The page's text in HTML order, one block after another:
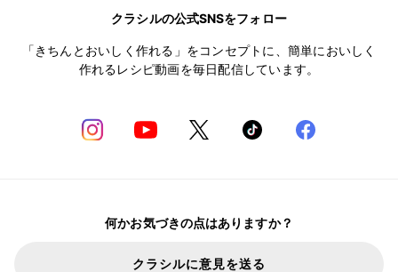
クラシルの公式SNSをフォロー
「きちんとおいしく作れる」をコンセプトに、簡単においしく
作れるレシピ動画を毎日配信しています。
何かお気づきの点はありますか？
クラシルに意見を送る